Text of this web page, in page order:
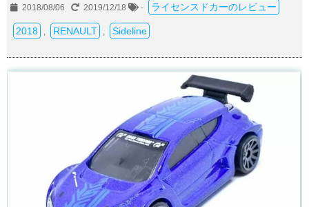
2018/08/06 2019/12/18 - ライセンスドカーのレビュー
2018 RENAULT Sideline